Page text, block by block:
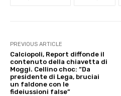
PREVIOUS ARTICLE
Calciopoli, Report diffonde il
contenuto della chiavetta di
Moggi. Cellino choc: “Da
presidente di Lega, bruciai
un faldone con le
fideiussioni false”